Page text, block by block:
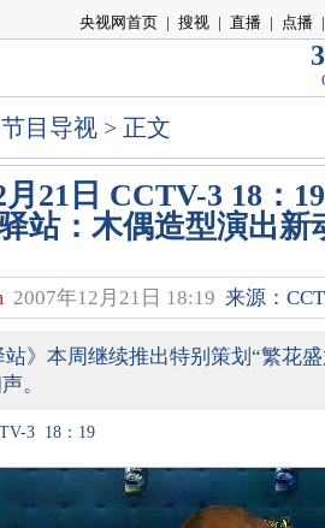
央视网首页 | 搜视 | 直播 | 点播 |
节目导视 > 正文
月21日 CCTV-3 18：19
站：木偶造型演出新
2007年12月21日 18:19 来源：
站》本周继续推出特别策划“繁花
。
3 18：19